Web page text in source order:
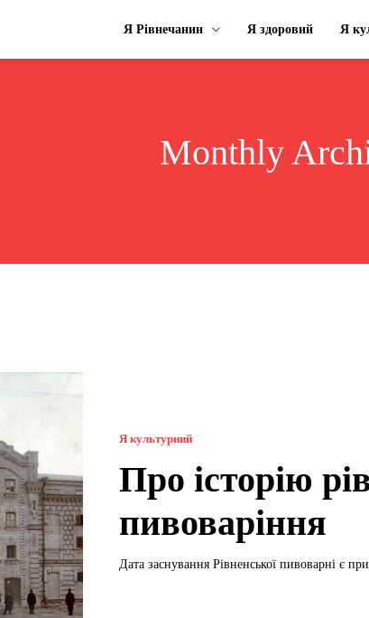
Я Рівнечанин Я здоровий Я
Monthly
Я культурний
Про історію
пивоваріння